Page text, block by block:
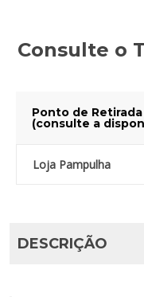
Consulte o
Ponto de
(consulte a
Loja Pampulha
DESCRIÇÃO